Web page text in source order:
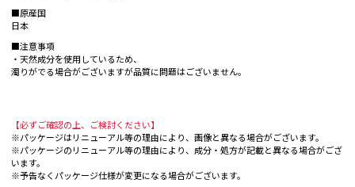
■原産国
日本
■注意事項
・天然成分を使用しているため、
濁りがでる場合がございますが品質に問題はございません。
【必ずご確認の上、ご検討ください】
※パッケージはリニューアル等の理由により、画像と異なる場合がございます。
※パッケージのリニューアル等の理由により、成分・処方が記載と異なる場合がござ
います。
※予告なくパッケージ仕様が変更になる場合がございます。